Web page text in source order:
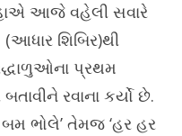
આજે વહેલી સવારે
શિબિર)થી
પ્રથમ
રવાના કર્યો છે.
ભોલે’ તેમજ ‘હર હર